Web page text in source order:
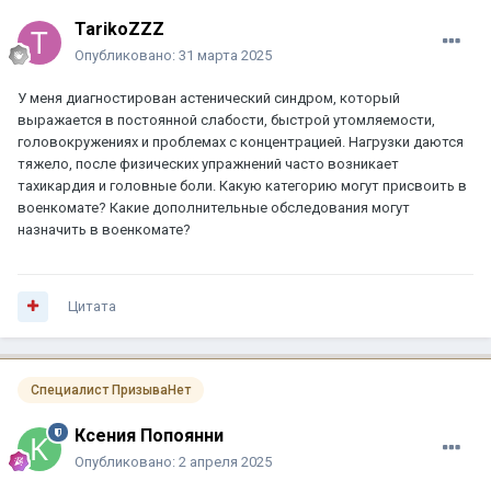
TarikoZZZ
Опубликовано: 31 марта 2025
У меня диагностирован астенический синдром, который
выражается в постоянной слабости, быстрой утомляемости,
головокружениях и проблемах с концентрацией. Нагрузки даются
тяжело, после физических упражнений часто возникает
тахикардия и головные боли. Какую категорию могут присвоить в
военкомате? Какие дополнительные обследования могут
назначить в военкомате?
Цитата
Специалист ПризываНет
Ксения Попоянни
Опубликовано: 2 апреля 2025